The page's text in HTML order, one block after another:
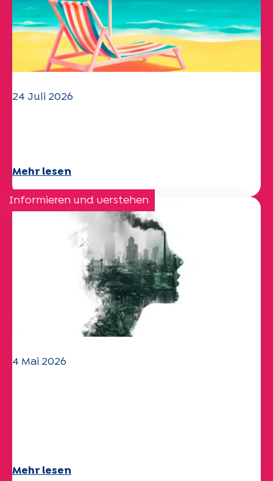
24 Juli 2026
Mehr lesen
Informieren und verstehen
4 Mai 2026
Mehr lesen